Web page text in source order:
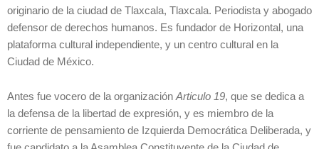
originario de la ciudad de Tlaxcala, Tlaxcala. Periodista y abogado
defensor de derechos humanos. Es fundador de Horizontal, una
plataforma cultural independiente, y un centro cultural en la
Ciudad de México.
Antes fue vocero de la organizaciónArticulo 19, que se dedica a
la defensa de la libertad de expresión, y es miembro de la
corriente de pensamiento de Izquierda Democrática Deliberada, y